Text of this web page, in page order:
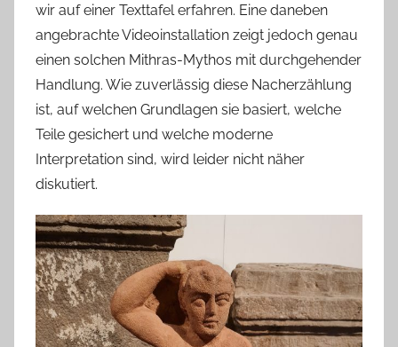
wir auf einer Texttafel erfahren. Eine daneben
angebrachte Videoinstallation zeigt jedoch genau
einen solchen Mithras-Mythos mit durchgehender
Handlung. Wie zuverlässig diese Nacherzählung
ist, auf welchen Grundlagen sie basiert, welche
Teile gesichert und welche moderne
Interpretation sind, wird leider nicht näher
diskutiert.